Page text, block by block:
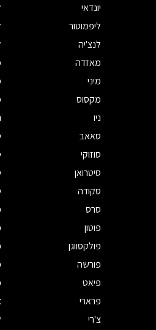
יונדאי
ליפמוטור
לנצ'יה
מאזדה
מיני
מקסוס
ניו
סאאב
סוזוקי
סיטרואן
סקודה
סרס
פוטון
פולקסווגן
פורשה
פיאט
פרארי
צ'רי